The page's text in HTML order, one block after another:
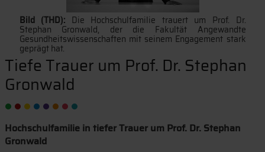
Bild (THD): Die Hochschulfamilie trauert um Prof. Dr.
Stephan Gronwald, der die Fakultät Angewandte
Gesundheitswissenschaften mit seinem Engagement stark
geprägt hat.
Tiefe Trauer um Prof. Dr. Stephan
Gronwald
Hochschulfamilie in tiefer Trauer um Prof. Dr. Stephan
Gronwald